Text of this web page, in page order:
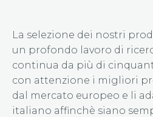
La selezione dei nostri
un profondo lavoro di
continua da più di
con attenzione i migliori
dal mercato europeo e li
italiano affinchè siano